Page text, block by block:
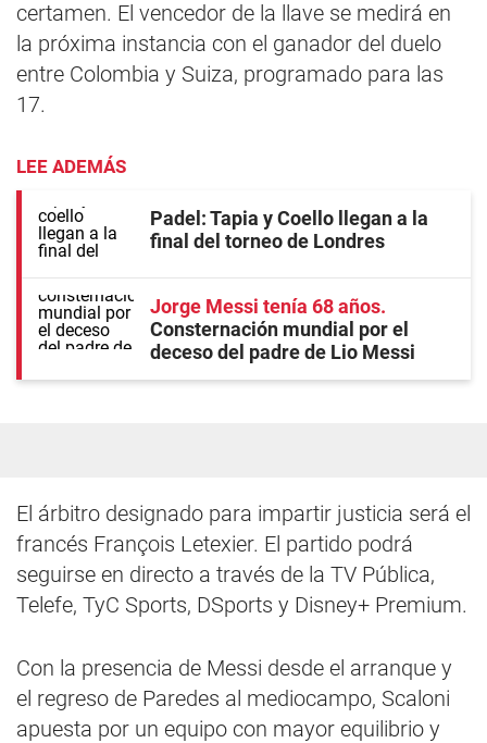
certamen. El vencedor de la llave se medirá en
la próxima instancia con el ganador del duelo
entre Colombia y Suiza, programado para las
17.
LEE ADEMÁS
Padel: Tapia y Coello llegan a la
final del torneo de Londres
Jorge Messi tenía 68 años
Consternación mundial por el
deceso del padre de Lio Messi
El árbitro designado para impartir justicia será el
francés François Letexier. El partido podrá
seguirse en directo a través de la TV Pública,
Telefe, TyC Sports, DSports y Disney+ Premium.
Con la presencia de Messi desde el arranque y
el regreso de Paredes al mediocampo, Scaloni
apuesta por un equipo con mayor equilibrio y